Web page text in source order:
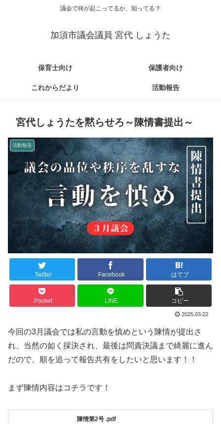
議会で何が起こってるか、知ってる？
加須市議会議員 宮代 しょうた
保育士向け 保護者向け
これからだより 活動報告
宮代しょうたを黙らせろ～陳情書提出～
活動報告
Twitter Facebook はてブ
Pocket LINE コピー
2025.03.22
今回の3月議会では私の言動を慎めという陳情が提出さ
れ、当然の如く採決され、最後は問責決議まで綺麗に進ん
だので、順を追って報告共有をしたいと思います！！
まず陳情内容はコチラです！
陳情第2号 .pdf